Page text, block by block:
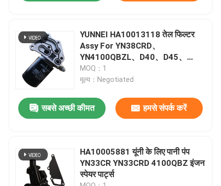
गुणवत्ता नियंत्रण
संपर्क करें
समाचार
मामलों
ब्लॉग
YUNNEI HA10013118 तेल फिल्टर
Assy For YN38CRD、
YN4100QBZL、D40、D45、
4102QB इंजन स्पेयर पार्ट्स
MOQ：1
मूल्य：Negotiated
सबसे अच्छी कीमत हमसे संपर्क करें
HA10005881 यूंनी के लिए पानी पंप
YN33CR YN33CRD 4100QBZ इंजन
स्पेयर पार्ट्स